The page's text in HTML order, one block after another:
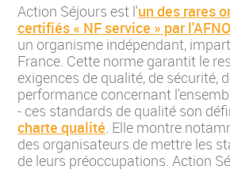
Action Séjours est l'un des rares
certifiés « NF service » par
un organisme indépendant,
France. Cette norme garantit le
exigences de qualité, de sécurité,
performance concernant
- ces standards de qualité son
charte qualité . Elle montre
des organisateurs de mettre les
de leurs préoccupations. Action